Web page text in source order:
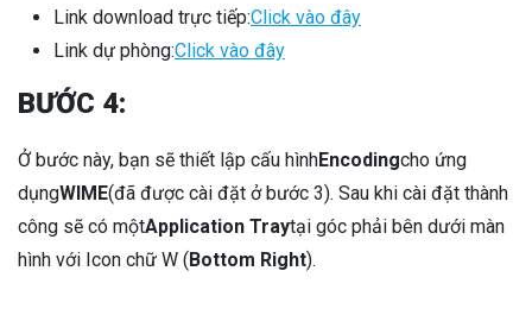
Link download trực tiếp:Click vào đây
Link dự phòng:Click vào đây
BƯỚC 4:
Ở bước này, bạn sẽ thiết lập cấu hìnhEncodingcho ứng
dụngWIME(đã được cài đặt ở bước 3). Sau khi cài đặt thành
công sẽ có mộtApplication Traytại góc phải bên dưới màn
hình với Icon chữ W (Bottom Right).